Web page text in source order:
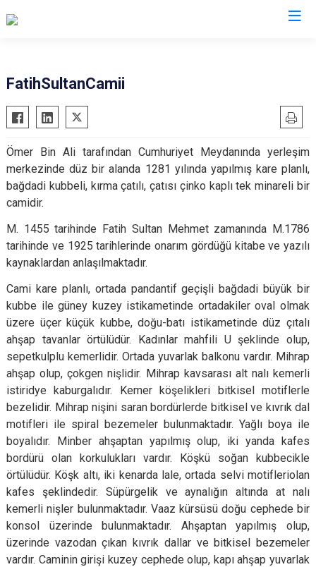
Atabey
Eğirdir
Gelendost
Gönen
Keçiborlu
Uluborlu
Yalvaç
FatihSultanCamii
Ömer Bin Ali tarafından Cumhuriyet Meydanında yerleşim
merkezinde düz bir alanda 1281 yılında yapılmış kare planlı,
bağdadi kubbeli, kırma çatılı, çatısı çinko kaplı tek minareli bir
camidir.
M. 1455 tarihinde Fatih Sultan Mehmet zamanında M.1786
tarihinde ve 1925 tarihlerinde onarım gördüğü kitabe ve yazılı
kaynaklardan anlaşılmaktadır.
Cami kare planlı, ortada pandantif geçişli bağdadi büyük bir
kubbe ile güney kuzey istikametinde ortadakiler oval olmak
üzere üçer küçük kubbe, doğu-batı istikametinde düz çıtalı
ahşap tavanlar örtülüdür. Kadınlar mahfili U şeklinde olup,
sepetkulplu kemerlidir. Ortada yuvarlak balkonu vardır. Mihrap
ahşap olup, çokgen nişlidir. Mihrap kavsarası alt nalı kemerli
istiridye kaburgalıdır. Kemer köşelikleri bitkisel motiflerle
bezelidir. Mihrap nişini saran bordürlerde bitkisel ve kıvrık dal
motifleri ile spiral bezemeler bulunmaktadır. Yağlı boya ile
boyalıdır. Minber ahşaptan yapılmış olup, iki yanda kafes
bordürü olan korkulukları vardır. Köşkü soğan kubbecikle
örtülüdür. Köşk altı, iki kenarda lale, ortada selvi motifleriolan
kafes şeklindedir. Süpürgelik ve aynalığın altında at nalı
kemerli nişler bulunmaktadır. Vaaz kürsüsü doğu cephede bir
konsol üzerinde bulunmaktadır. Ahşaptan yapılmış olup,
üzerinde vazodan çıkan kıvrık dallar ve bitkisel bezemeler
vardır. Caminin girişi kuzey cephede olup, kapı ahşap yuvarlak